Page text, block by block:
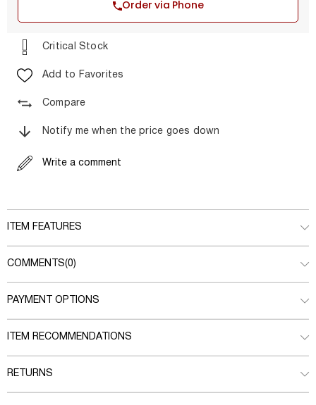
Order via Phone
Critical Stock
Add to Favorites
Compare
Notify me when the price goes down
Write a comment
ITEM FEATURES
COMMENTS(0)
PAYMENT OPTIONS
ITEM RECOMMENDATIONS
RETURNS